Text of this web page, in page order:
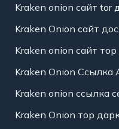
Kraken onion сайт tor
Kraken Onion сайт
Kraken onion сайт
Kraken Onion Ссылка
Kraken onion ссылка
Kraken Onion тор